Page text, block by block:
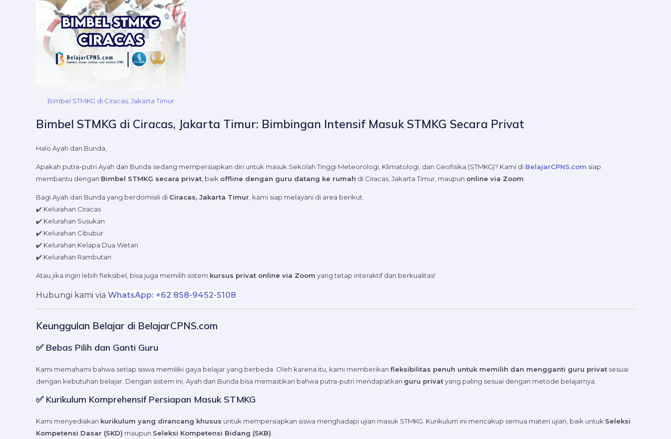
Bimbel STMKG di Ciracas, Jakarta Timur
Bimbel STMKG di Ciracas, Jakarta Timur: Bimbingan Intensif Masuk STMKG Secara Privat
Halo Ayah dan Bunda,
Apakah putra-putri Ayah dan Bunda sedang mempersiapkan diri untuk masuk Sekolah Tinggi Meteorologi, Klimatologi, dan Geofisika (STMKG)? Kami di BelajarCPNS.com siap
membantu dengan Bimbel STMKG secara privat, baik offline dengan guru datang ke rumah di Ciracas, Jakarta Timur, maupun online via Zoom.
Bagi Ayah dan Bunda yang berdomisili di Ciracas, Jakarta Timur, kami siap melayani di area berikut:
✔️ Kelurahan Ciracas
✔️ Kelurahan Susukan
✔️ Kelurahan Cibubur
✔️ Kelurahan Kelapa Dua Wetan
✔️ Kelurahan Rambutan
Atau jika ingin lebih fleksibel, bisa juga memilih sistem kursus privat online via Zoom yang tetap interaktif dan berkualitas!
Hubungi kami via WhatsApp: +62 858-9452-5108
Keunggulan Belajar di BelajarCPNS.com
✅ Bebas Pilih dan Ganti Guru
Kami memahami bahwa setiap siswa memiliki gaya belajar yang berbeda. Oleh karena itu, kami memberikan fleksibilitas penuh untuk memilih dan mengganti guru privat sesuai
dengan kebutuhan belajar. Dengan sistem ini, Ayah dan Bunda bisa memastikan bahwa putra-putri mendapatkan guru privatyang paling sesuai dengan metode belajarnya.
✅ Kurikulum Komprehensif Persiapan Masuk STMKG
Kami menyediakan kurikulum yang dirancang khusus untuk mempersiapkan siswa menghadapi ujian masuk STMKG. Kurikulum ini mencakup semua materi ujian, baik untuk Seleksi
Kompetensi Dasar (SKD) maupun Seleksi Kompetensi Bidang (SKB)